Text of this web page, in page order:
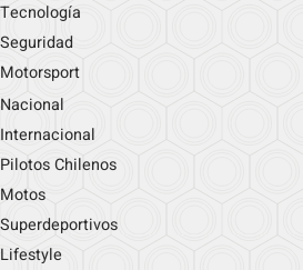
Tecnología
Seguridad
Motorsport
Nacional
Internacional
Pilotos Chilenos
Motos
Superdeportivos
Lifestyle